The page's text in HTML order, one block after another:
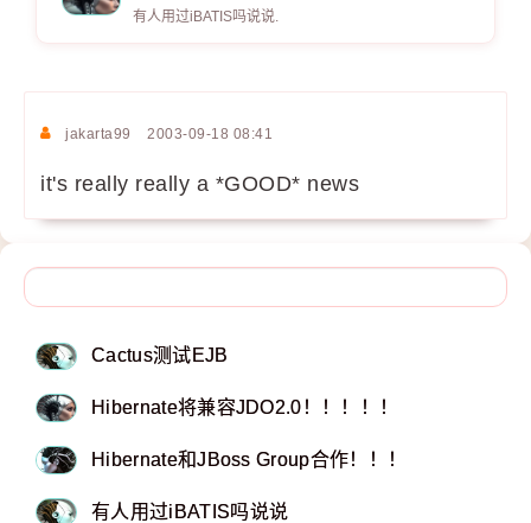
有人用过iBATIS吗说说.
jakarta99 2003-09-18 08:41
it's really really a *GOOD* news
Cactus测试EJB
Hibernate将兼容JDO2.0！！！！！
Hibernate和JBoss Group合作！！！
有人用过iBATIS吗说说